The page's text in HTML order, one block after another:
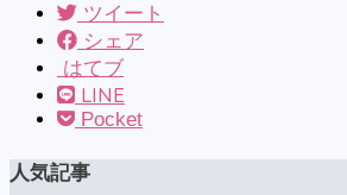
ツイート
シェア
はてブ
LINE
Pocket
人気記事